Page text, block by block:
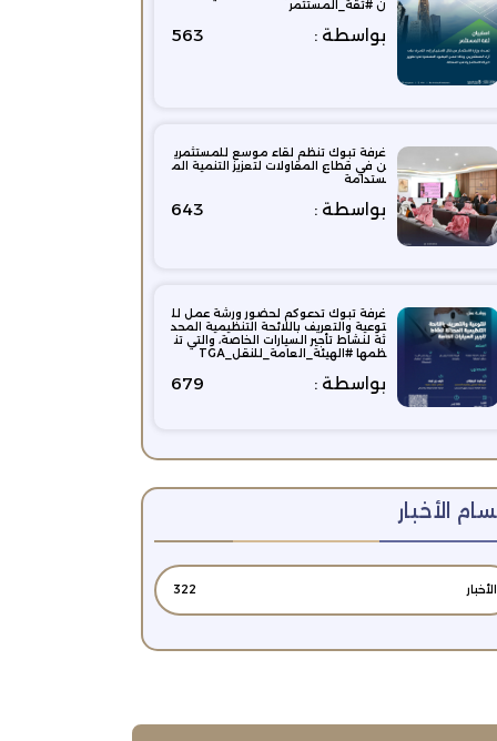
ن ‫#ثقة_المستثمر‬
بواسطة : 563
غرفة تبوك تنظم لقاء موسع للمستثمري
ن في قطاع المقاولات لتعزيز التنمية الم
ستدامة
بواسطة : 643
غرفة تبوك تدعوكم لحضور ورشة عمل لل
توعية والتعريف باللائحة التنظيمية المحد
ثة لنشاط تأجير السيارات الخاصة، والتي تن
ظمها #الهيئة_العامة_للنقل_TGA
بواسطة : 679
الأخبار
الأخبار 322